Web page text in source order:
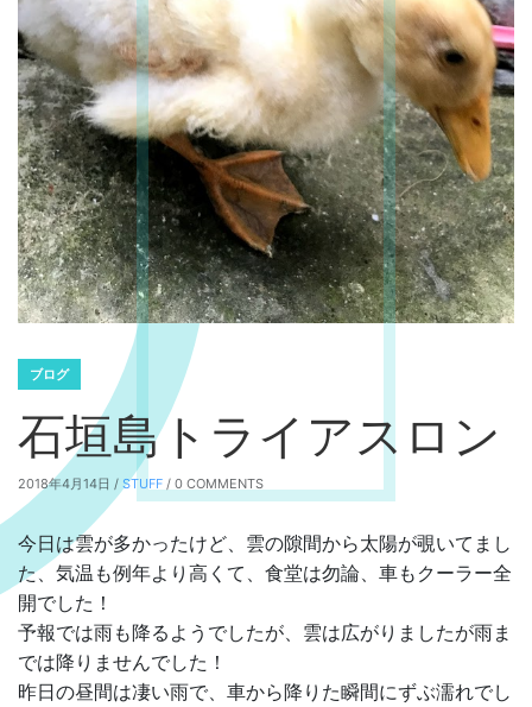
ブログ
石垣島トライアスロン
2018年4月14日 / STUFF / 0 COMMENTS
今日は雲が多かったけど、雲の隙間から太陽が覗いてまし
た、気温も例年より高くて、食堂は勿論、車もクーラー全
開でした！
予報では雨も降るようでしたが、雲は広がりましたが雨ま
では降りませんでした！
昨日の昼間は凄い雨で、車から降りた瞬間にずぶ濡れでし